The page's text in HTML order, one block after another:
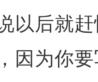
后就赶
因为你